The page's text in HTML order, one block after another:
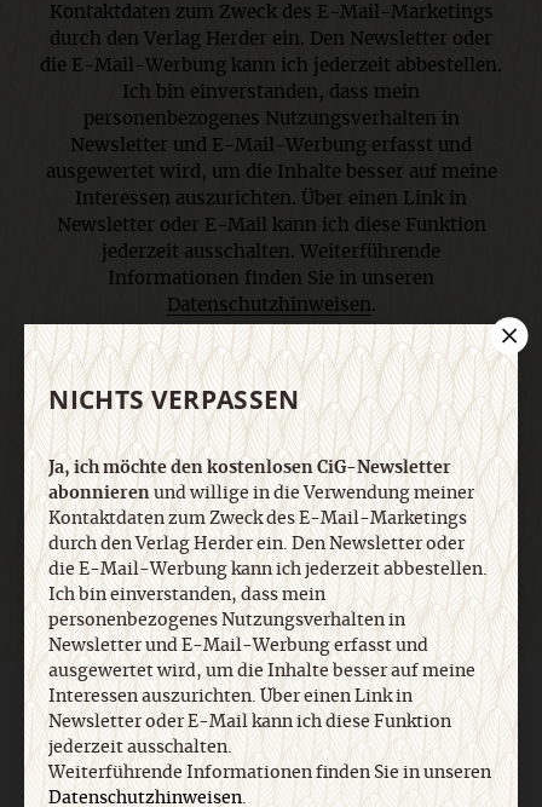
Kontaktdaten zum Zweck des E-Mail-Marketings
durch den Verlag Herder ein. Den Newsletter oder
die E-Mail-Werbung kann ich jederzeit abbestellen.
Ich bin einverstanden, dass mein
personenbezogenes Nutzungsverhalten in
Newsletter und E-Mail-Werbung erfasst und
ausgewertet wird, um die Inhalte besser auf meine
Interessen auszurichten. Über einen Link in
Newsletter oder E-Mail kann ich diese Funktion
jederzeit ausschalten. Weiterführende
Informationen finden Sie in unseren
Datenschutzhinweisen.
E-Mail
Jetzt anmelden
AGB und Widerrufsbelehrung Datenschutz
Barrierefreiheit
Impressum
NICHTS VERPASSEN
Ja, ich möchte den kostenlosen CiG-Newsletter
abonnierenund willige in die Verwendung meiner
Kontaktdaten zum Zweck des E-Mail-Marketings
durch den Verlag Herder ein. Den Newsletter oder
die E-Mail-Werbung kann ich jederzeit abbestellen.
Ich bin einverstanden, dass mein
personenbezogenes Nutzungsverhalten in
Newsletter und E-Mail-Werbung erfasst und
ausgewertet wird, um die Inhalte besser auf meine
Interessen auszurichten. Über einen Link in
Newsletter oder E-Mail kann ich diese Funktion
jederzeit ausschalten.
Weiterführende Informationen finden Sie in unseren
Datenschutzhinweisen.